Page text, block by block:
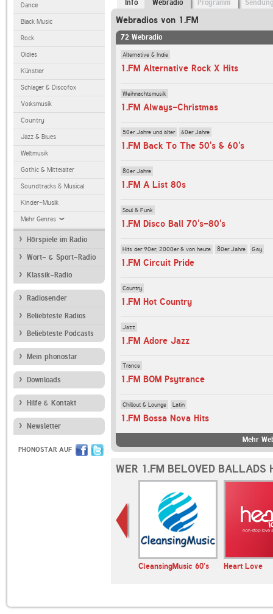
Dance
Black Music
Rock
Oldies
Künstler
Schlager & Discofox
Volksmusik
Country
Jazz & Blues
Weltmusik
Gothic & Mittelalter
Soundtracks & Musical
Kinder-Musik
Mehr Genres
Hörspiele im Radio
Wort- & Sport-Radio
Klassik-Radio
Radiosender
Beliebteste Radios
Beliebteste Podcasts
Mein phonostar
Downloads
Hilfe & Kontakt
Newsletter
PHONOSTAR AUF
Info Webradio Programm
Webradios von 1.FM
72 Webradio
Alternative & Indie
1.FM Alternative Rock X Hits
Weihnachtsmusik
1.FM Always-Christmas
50er Jahre und älter 60er Jahre
1.FM Back To The 50's & 60's
80er Jahre
1.FM A List 80s
Soul & Funk
1.FM Disco Ball 70's-80's
Hits der 90er, 2000er & von heute 80er Jahre Gay
1.FM Circuit Pride
Country
1.FM Hot Country
Jazz
1.FM Adore Jazz
Trance
1.FM BOM Psytrance
Chillout & Lounge Latin
1.FM Bossa Nova Hits
Mehr
WER 1.FM BELOVED BALLADS
CleansingMusic 60's Heart Love